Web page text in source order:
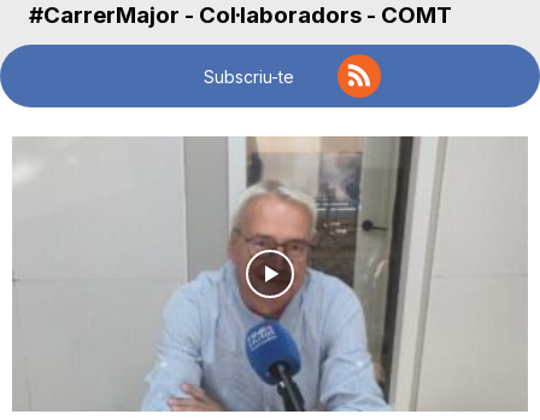
#CarrerMajor - Col·laboradors - COMT
Subscriu-te